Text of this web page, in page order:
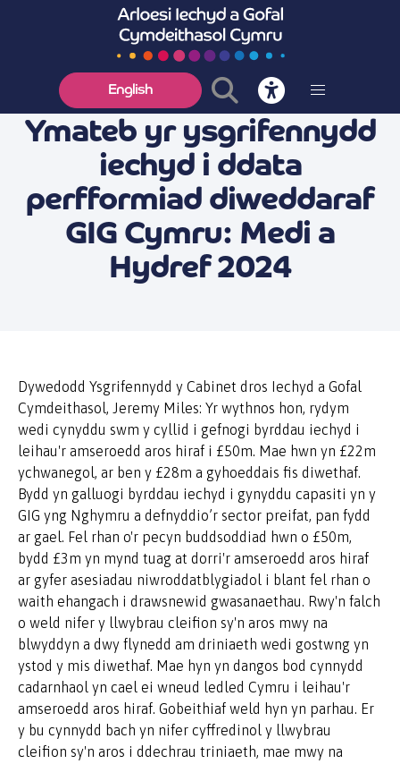
English
Ymateb yr ysgrifennydd
iechyd i ddata
perfformiad diweddaraf
GIG Cymru: Medi a
Hydref 2024
Dywedodd Ysgrifennydd y Cabinet dros Iechyd a Gofal
Cymdeithasol, Jeremy Miles: Yr wythnos hon, rydym
wedi cynyddu swm y cyllid i gefnogi byrddau iechyd i
leihau'r amseroedd aros hiraf i £50m. Mae hwn yn £22m
ychwanegol, ar ben y £28m a gyhoeddais fis diwethaf.
Bydd yn galluogi byrddau iechyd i gynyddu capasiti yn y
GIG yng Nghymru a defnyddio’r sector preifat, pan fydd
ar gael. Fel rhan o'r pecyn buddsoddiad hwn o £50m,
bydd £3m yn mynd tuag at dorri'r amseroedd aros hiraf
ar gyfer asesiadau niwroddatblygiadol i blant fel rhan o
waith ehangach i drawsnewid gwasanaethau. Rwy'n falch
o weld nifer y llwybrau cleifion sy'n aros mwy na
blwyddyn a dwy flynedd am driniaeth wedi gostwng yn
ystod y mis diwethaf. Mae hyn yn dangos bod cynnydd
cadarnhaol yn cael ei wneud ledled Cymru i leihau'r
amseroedd aros hiraf. Gobeithiaf weld hyn yn parhau. Er
y bu cynnydd bach yn nifer cyffredinol y llwybrau
cleifion sy'n aros i ddechrau triniaeth, mae mwy na